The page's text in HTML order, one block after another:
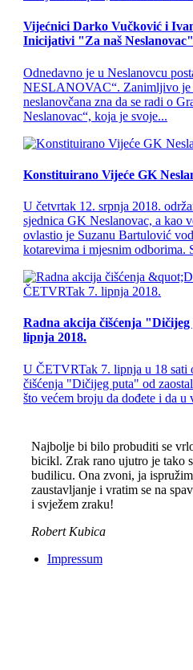
Vijećnici Darko Vučković i
Inicijativi "Za naš Neslanovac"
Odnedavno je u Neslanovcu
NESLANOVAC“. Zanimljivo je
neslanovčana zna da se radi o
Neslanovac“, koja je svoje...
Konstituirano Vijeće GK
U četvrtak 12. srpnja 2018.
sjednica GK Neslanovac, a kao
ovlastio je Suzanu Bartulović
kotarevima i mjesnim odborima.
Radna akcija čišćenja
lipnja 2018.
U ČETVRTak 7. lipnja u 18 sati
čišćenja "Dičijeg puta" od
što većem broju da dođete i da u
Najbolje bi bilo probuditi se
bicikl. Zrak rano ujutro je tako
budilicu. Ona zvoni, ja
zaustavljanje i vratim se na
i svježem zraku!
Robert Kubica
Impressum